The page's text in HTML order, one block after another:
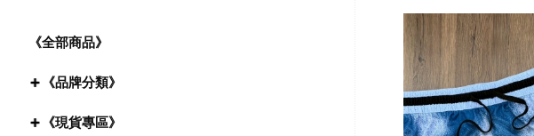
★ LINE 客服 ★ ★
《全部商品》
《品牌分類》
《現貨專區》